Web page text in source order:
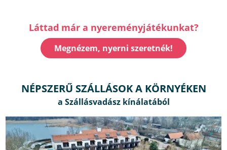
Láttad már a nyereményjátékunkat?
Megnézem, nyerni szeretnék!
NÉPSZERŰ SZÁLLÁSOK A KÖRNYÉKEN